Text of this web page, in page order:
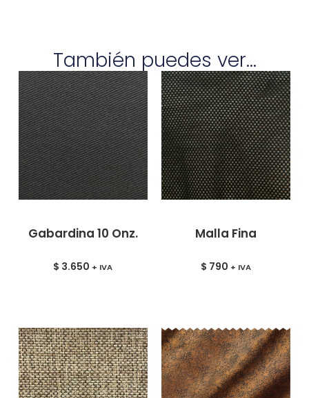
También puedes ver...
Gabardina 10 Onz.
$ 3.650 + IVA
Malla Fina
$ 790 + IVA